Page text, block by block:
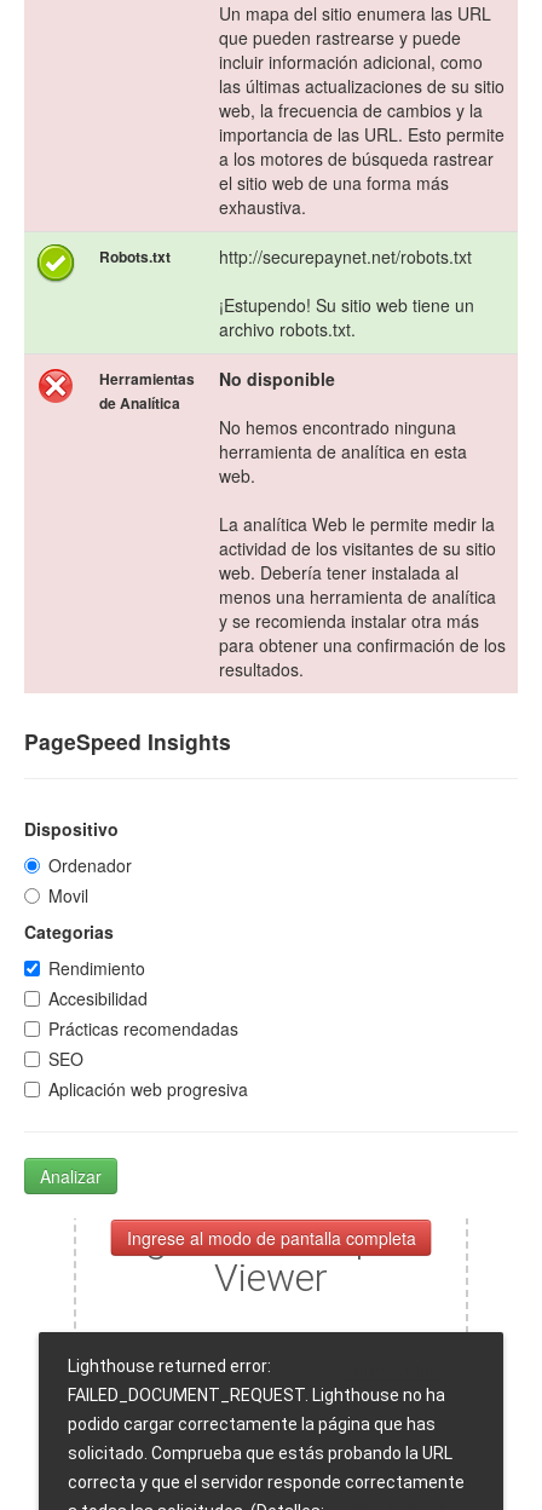
Un mapa del sitio enumera las URL
que pueden rastrearse y puede
incluir información adicional, como
las últimas actualizaciones de su sitio
web, la frecuencia de cambios y la
importancia de las URL. Esto permite
a los motores de búsqueda rastrear
el sitio web de una forma más
exhaustiva.
Robots.txt
http://securepaynet.net/robots.txt
¡Estupendo! Su sitio web tiene un
archivo robots.txt.
Herramientas
de Analítica
No disponible
No hemos encontrado ninguna
herramienta de analítica en esta
web.
La analítica Web le permite medir la
actividad de los visitantes de su sitio
web. Debería tener instalada al
menos una herramienta de analítica
y se recomienda instalar otra más
para obtener una confirmación de los
resultados.
PageSpeed Insights
Dispositivo
Ordenador
Movil
Categorias
Rendimiento
Accesibilidad
Prácticas recomendadas
SEO
Aplicación web progresiva
Analizar
Ingrese al modo de pantalla completa